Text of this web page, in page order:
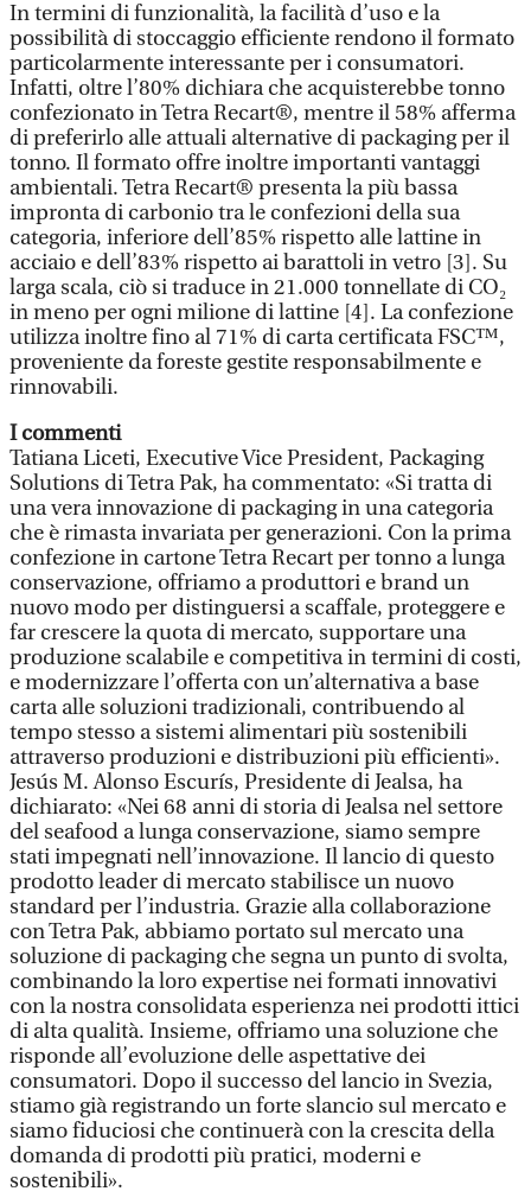
In termini di funzionalità, la facilità d’uso e la
possibilità di stoccaggio efficiente rendono il formato
particolarmente interessante per i consumatori.
Infatti, oltre l’80% dichiara che acquisterebbe tonno
confezionato in Tetra Recart®, mentre il 58% afferma
di preferirlo alle attuali alternative di packaging per il
tonno. Il formato offre inoltre importanti vantaggi
ambientali. Tetra Recart® presenta la più bassa
impronta di carbonio tra le confezioni della sua
categoria, inferiore dell’85% rispetto alle lattine in
acciaio e dell’83% rispetto ai barattoli in vetro [3]. Su
larga scala, ciò si traduce in 21.000 tonnellate di CO₂
in meno per ogni milione di lattine [4]. La confezione
utilizza inoltre fino al 71% di carta certificata FSC™,
proveniente da foreste gestite responsabilmente e
rinnovabili.
I commenti
Tatiana Liceti, Executive Vice President, Packaging
Solutions di Tetra Pak, ha commentato: «Si tratta di
una vera innovazione di packaging in una categoria
che è rimasta invariata per generazioni. Con la prima
confezione in cartone Tetra Recart per tonno a lunga
conservazione, offriamo a produttori e brand un
nuovo modo per distinguersi a scaffale, proteggere e
far crescere la quota di mercato, supportare una
produzione scalabile e competitiva in termini di costi,
e modernizzare l’offerta con un’alternativa a base
carta alle soluzioni tradizionali, contribuendo al
tempo stesso a sistemi alimentari più sostenibili
attraverso produzioni e distribuzioni più efficienti».
Jesús M. Alonso Escurís, Presidente di Jealsa, ha
dichiarato: «Nei 68 anni di storia di Jealsa nel settore
del seafood a lunga conservazione, siamo sempre
stati impegnati nell’innovazione. Il lancio di questo
prodotto leader di mercato stabilisce un nuovo
standard per l’industria. Grazie alla collaborazione
con Tetra Pak, abbiamo portato sul mercato una
soluzione di packaging che segna un punto di svolta,
combinando la loro expertise nei formati innovativi
con la nostra consolidata esperienza nei prodotti ittici
di alta qualità. Insieme, offriamo una soluzione che
risponde all’evoluzione delle aspettative dei
consumatori. Dopo il successo del lancio in Svezia,
stiamo già registrando un forte slancio sul mercato e
siamo fiduciosi che continuerà con la crescita della
domanda di prodotti più pratici, moderni e
sostenibili».